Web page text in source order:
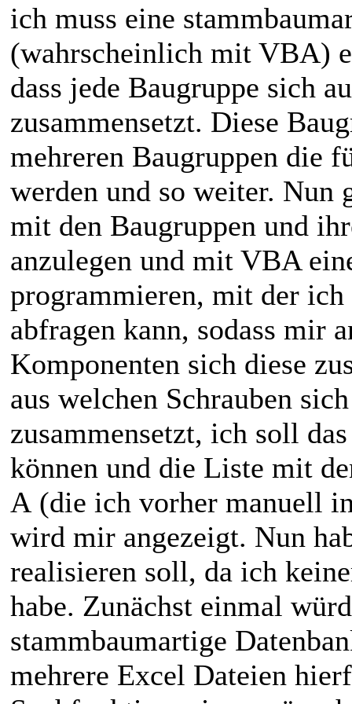
ich muss eine
(wahrscheinlich mit VBA)
dass jede Baugruppe sich
zusammensetzt. Diese
mehreren Baugruppen die
werden und so weiter. Nun
mit den Baugruppen und
anzulegen und mit VBA
programmieren, mit der ich
abfragen kann, sodass mir
Komponenten sich diese
aus welchen Schrauben
zusammensetzt, ich soll
können und die Liste mit
A (die ich vorher manuell
wird mir angezeigt. Nun
realisieren soll, da ich
habe. Zunächst einmal
stammbaumartige
mehrere Excel Dateien